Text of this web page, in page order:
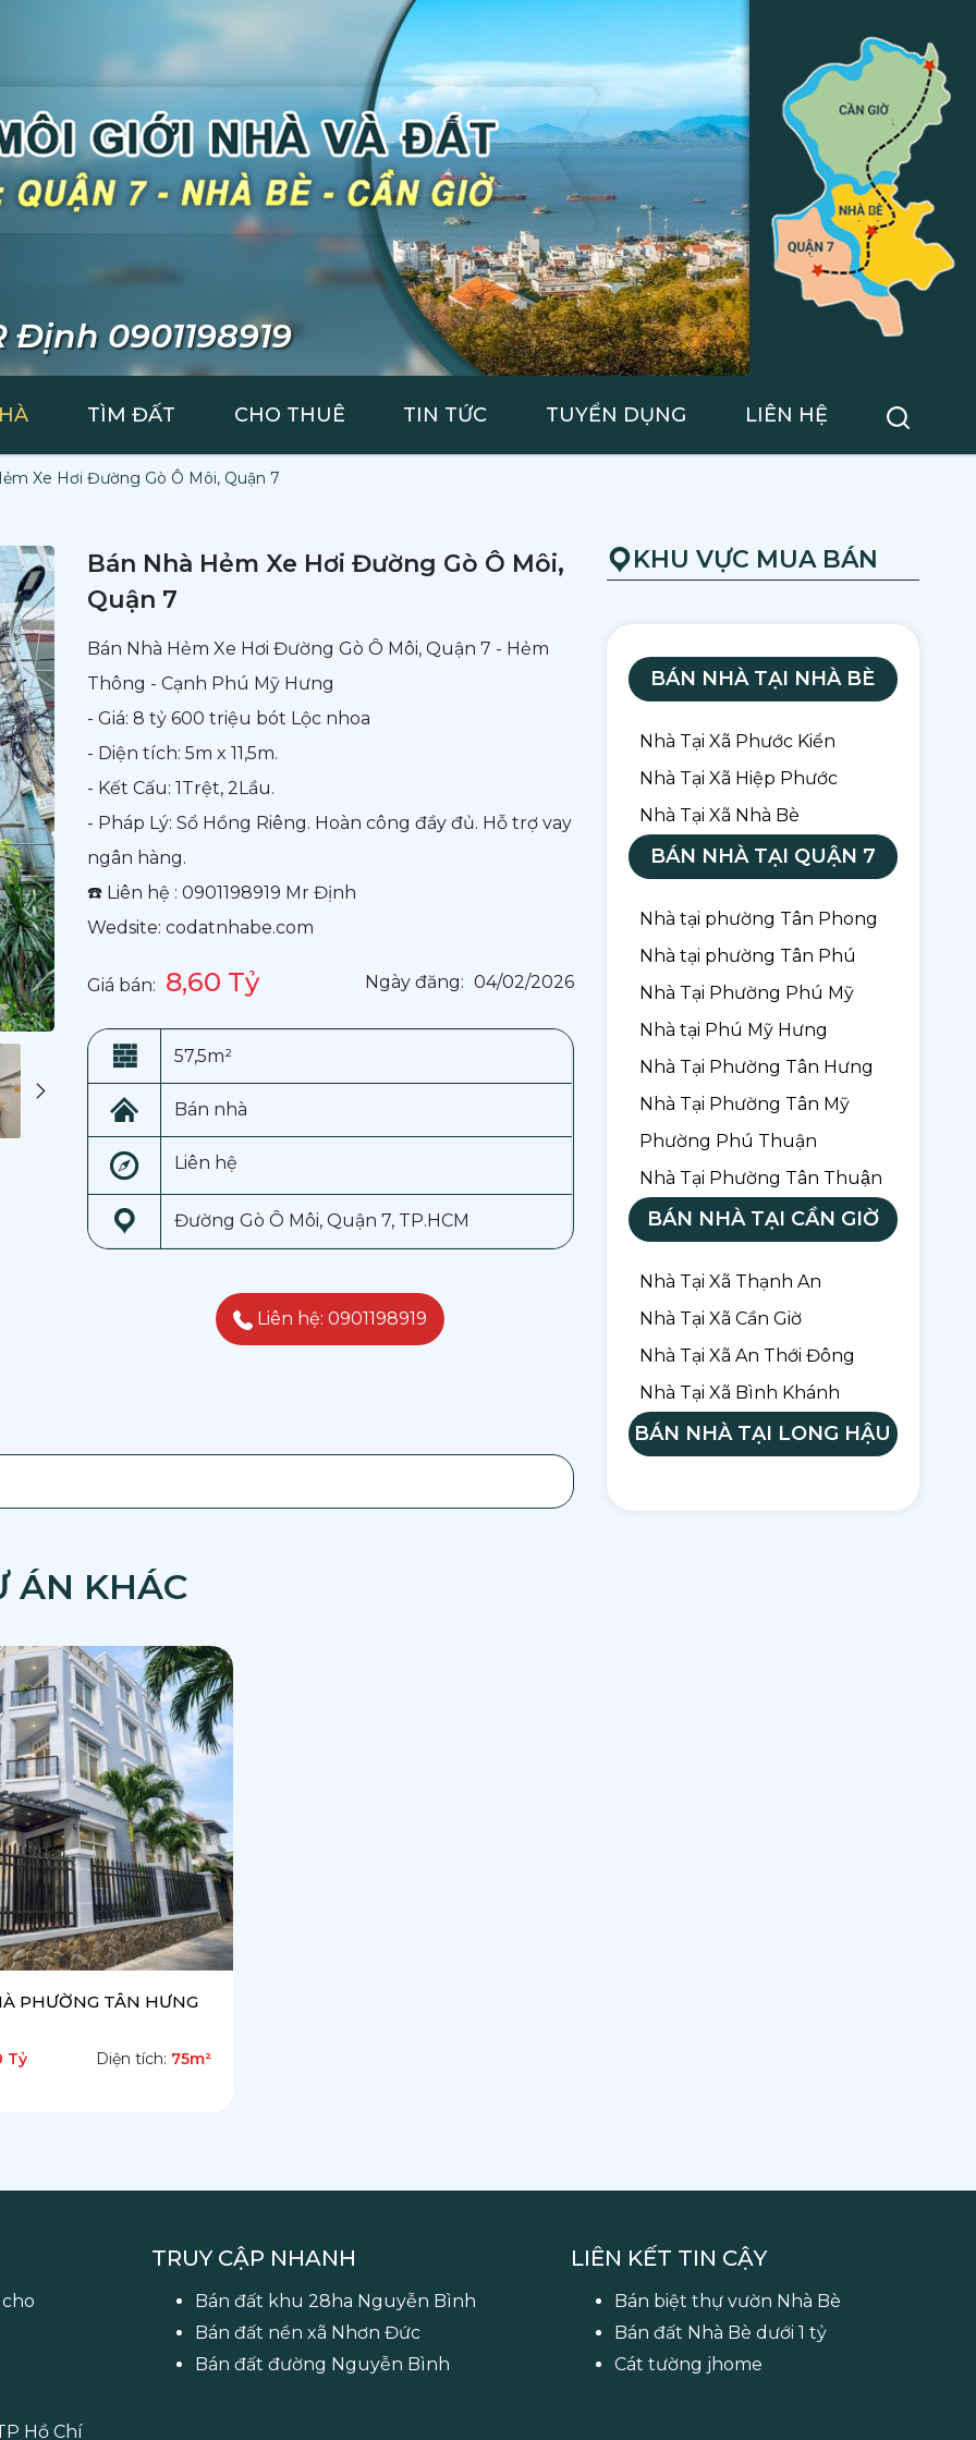
Định 0901198919
TÌM ĐẤT CHO THUÊ TIN TỨC TUYỂN DỤNG LIÊN HỆ
Xe Hơi Đường Gò Ô Môi, Quận 7
Bán Nhà Hẻm Xe Hơi Đường Gò Ô Môi,
Quận 7
Bán Nhà Hẻm Xe Hơi Đường Gò Ô Môi, Quận 7 - Hẻm
Thông - Cạnh Phú Mỹ Hưng
- Giá: 8 tỷ 600 triệu bót Lộc nhoa
- Diện tích: 5m x 11,5m.
- Kết Cấu: 1Trệt, 2Lầu.
- Pháp Lý: Sổ Hồng Riêng. Hoàn công đầy đủ. Hỗ trợ vay
ngân hàng.
☎️ Liên hệ : 0901198919 Mr Định
Wedsite: codatnhabe.com
Giá bán: 8,60 Tỷ Ngày đăng: 04/02/2026
57,5m²
Bán nhà
Liên hệ
Đường Gò Ô Môi, Quận 7, TP.HCM
Liên hệ: 0901198919
ÁN KHÁC
PHƯỜNG TÂN HƯNG
Tỷ Diện tích: 75m²
KHU VỰC MUA BÁN
BÁN NHÀ TẠI NHÀ BÈ
Nhà Tại Xã Phước Kiển
Nhà Tại Xã Hiệp Phước
Nhà Tại Xã Nhà Bè
BÁN NHÀ TẠI QUẬN 7
Nhà tại phường Tân Phong
Nhà tại phường Tân Phú
Nhà Tại Phường Phú Mỹ
Nhà tại Phú Mỹ Hưng
Nhà Tại Phường Tân Hưng
Nhà Tại Phường Tân Mỹ
Phường Phú Thuận
Nhà Tại Phường Tân Thuận
BÁN NHÀ TẠI CẦN GIỜ
Nhà Tại Xã Thạnh An
Nhà Tại Xã Cần Giờ
Nhà Tại Xã An Thới Đông
Nhà Tại Xã Bình Khánh
BÁN NHÀ TẠI LONG HẬU
Hồ Chí
TRUY CẬP NHANH
Bán đất khu 28ha Nguyễn Bình
Bán đất nền xã Nhơn Đức
Bán đất đường Nguyễn Bình
LIÊN KẾT TIN CẬY
Bán biệt thự vườn Nhà Bè
Bán đất Nhà Bè dưới 1 tỷ
Cát tường jhome